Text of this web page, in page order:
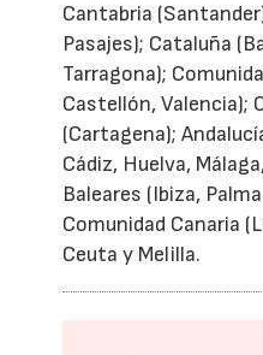
Cantabria
Pasajes); Cataluña
Tarragona);
Castellón, Valencia);
(Cartagena);
Cádiz, Huelva,
Baleares (Ibiza,
Comunidad Canaria
Ceuta y Melilla.